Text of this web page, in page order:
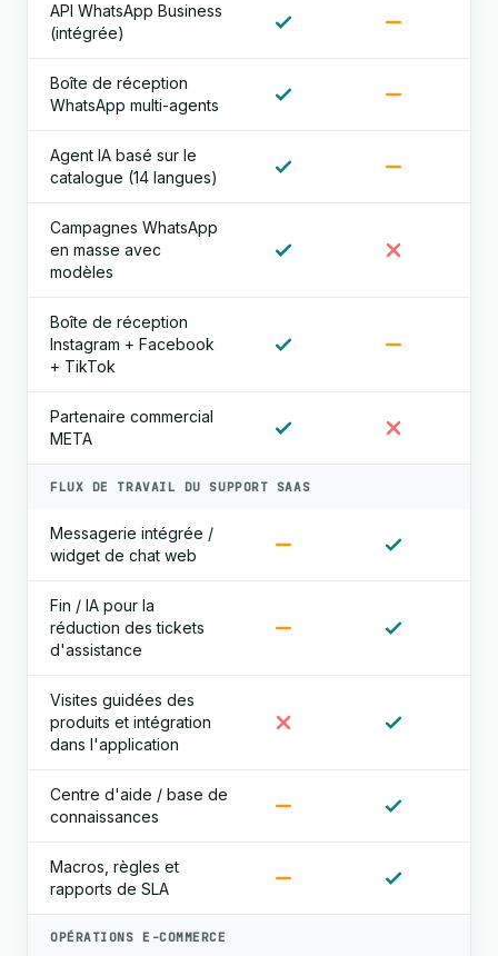
API WhatsApp Business
(intégrée)
Boîte de réception
WhatsApp multi-agents
Agent IA basé sur le
catalogue (14 langues)
Campagnes WhatsApp
en masse avec
modèles
Boîte de réception
Instagram + Facebook
+ TikTok
Partenaire commercial
META
FLUX DE TRAVAIL DU SUPPORT SAAS
Messagerie intégrée /
widget de chat web
Fin / IA pour la
réduction des tickets
d'assistance
Visites guidées des
produits et intégration
dans l'application
Centre d'aide / base de
connaissances
Macros, règles et
rapports de SLA
OPÉRATIONS E-COMMERCE